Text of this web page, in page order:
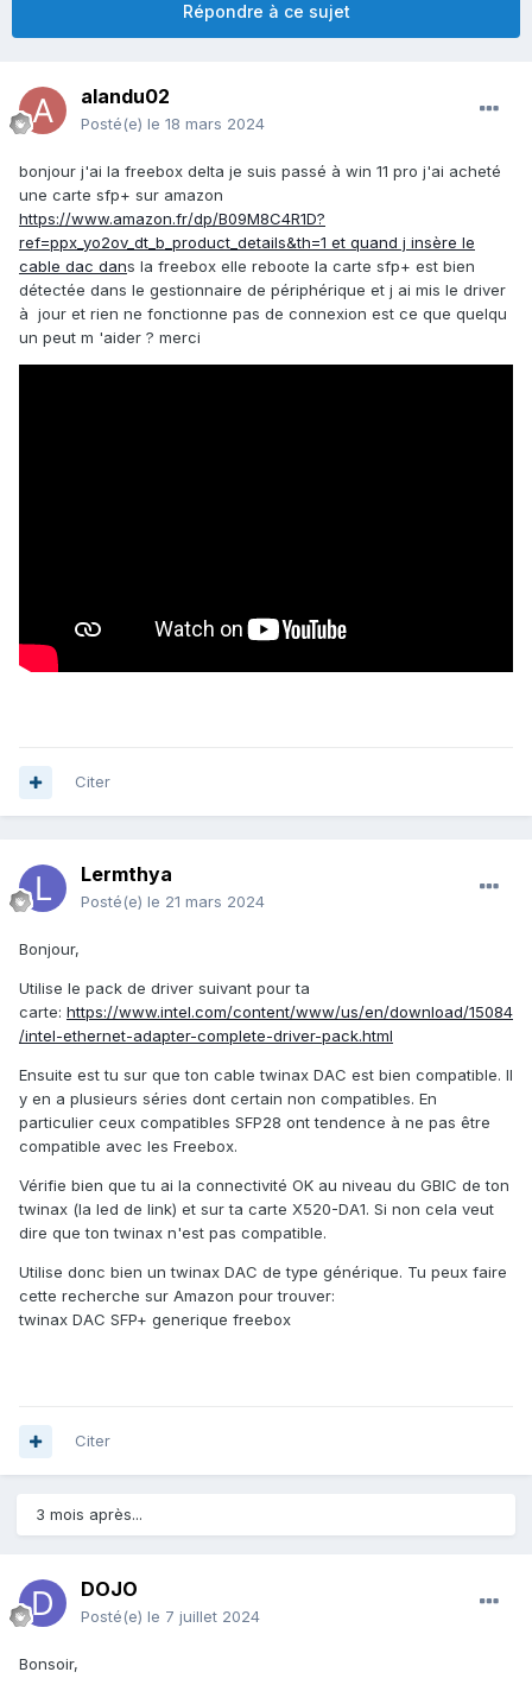
Répondre à ce sujet
alandu02
Posté(e) le 18 mars 2024
bonjour j'ai la freebox delta je suis passé à win 11 pro j'ai acheté
une carte sfp+ sur amazon
https://www.amazon.fr/dp/B09M8C4R1D?
ref=ppx_yo2ov_dt_b_product_details&th=1 et quand j insère le
cable dac dans la freebox elle reboote la carte sfp+ est bien
détectée dans le gestionnaire de périphérique et j ai mis le driver
à jour et rien ne fonctionne pas de connexion est ce que quelqu
un peut m 'aider ? merci
Citer
Lermthya
Posté(e) le 21 mars 2024
Bonjour,
Utilise le pack de driver suivant pour ta
carte: https://www.intel.com/content/www/us/en/download/15084
/intel-ethernet-adapter-complete-driver-pack.html
Ensuite est tu sur que ton cable twinax DAC est bien compatible. Il
y en a plusieurs séries dont certain non compatibles. En
particulier ceux compatibles SFP28 ont tendence à ne pas être
compatible avec les Freebox.
Vérifie bien que tu ai la connectivité OK au niveau du GBIC de ton
twinax (la led de link) et sur ta carte X520-DA1. Si non cela veut
dire que ton twinax n'est pas compatible.
Utilise donc bien un twinax DAC de type générique. Tu peux faire
cette recherche sur Amazon pour trouver:
twinax DAC SFP+ generique freebox
Citer
3 mois après...
DOJO
Posté(e) le 7 juillet 2024
Bonsoir,